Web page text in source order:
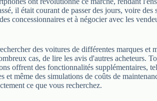
il était courant de passer des jours, voire des
concessionnaires et à négocier avec les
des voitures de différentes marques et
cas, de lire les avis d'autres acheteurs.
offrent des fonctionnalités supplémentaires,
et même des simulations de coûts de
ce que vous recherchez.